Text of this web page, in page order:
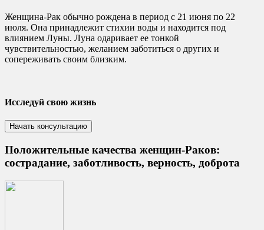
Женщина-Рак обычно рождена в период с 21 июня по 22
июля. Она принадлежит стихии воды и находится под
влиянием Луны. Луна одаривает ее тонкой
чувствительностью, желанием заботиться о других и
сопереживать своим близким.
Исследуй свою жизнь
Положительные качества женщин-Раков:
сострадание, заботливость, верность, доброта